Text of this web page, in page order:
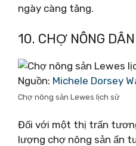
ngày càng tăng.
10. CHỢ NÔNG
Nguồn: Michele Dorsey
Chợ nông sản Lewes lịch sử
Đối với một thị trấn
lượng chợ nông sản ấn